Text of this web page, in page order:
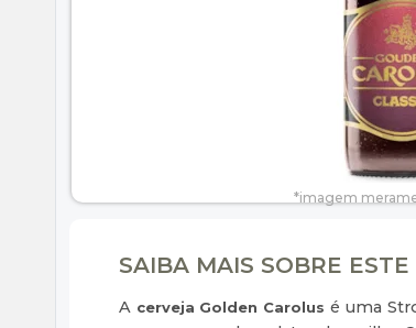
SAIBA MAIS SOBRE
A cerveja Golden Carolus é uma